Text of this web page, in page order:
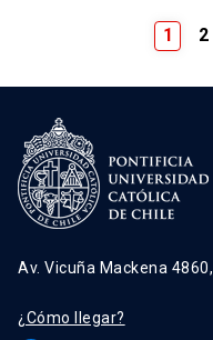
1 2
Av. Vicuña Mackena
¿Cómo llegar?